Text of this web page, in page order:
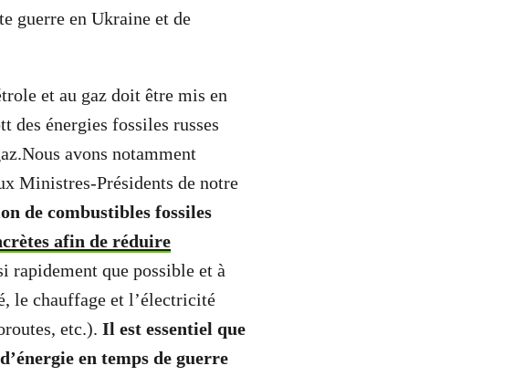
guerre en Ukraine et de
et au gaz doit être mis en
des énergies fossiles russes
avons notamment
Ministres-Présidents de notre
de combustibles fossiles
afin de réduire
rapidement que possible et à
le chauffage et l’électricité
etc.). Il est essentiel que
en temps de guerre